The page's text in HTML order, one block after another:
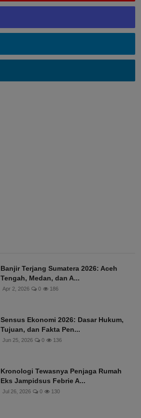
Banjir Terjang Sumatera 2026: Aceh
Tengah, Medan, dan A...
Apr 2, 2026 0 186
Sensus Ekonomi 2026: Dasar Hukum,
Tujuan, dan Fakta Pen...
Jun 25, 2026 0 136
Kronologi Tewasnya Penjaga Rumah
Eks Jampidsus Febrie A...
Jul 26, 2026 0 130